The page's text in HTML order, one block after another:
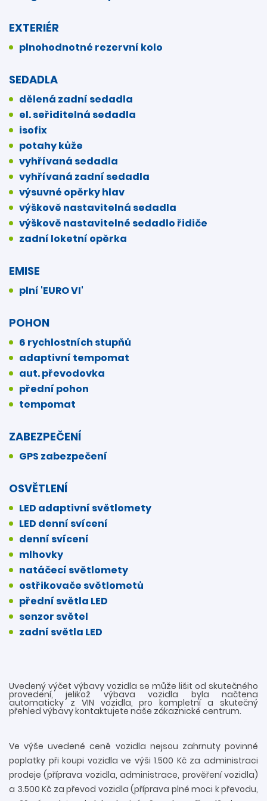
EXTERIÉR
plnohodnotné rezervní kolo
SEDADLA
dělená zadní sedadla
el. seřiditelná sedadla
isofix
potahy kůže
vyhřívaná sedadla
vyhřívaná zadní sedadla
výsuvné opěrky hlav
výškově nastavitelná sedadla
výškově nastavitelné sedadlo řidiče
zadní loketní opěrka
EMISE
plní 'EURO VI'
POHON
6 rychlostních stupňů
adaptivní tempomat
aut. převodovka
přední pohon
tempomat
ZABEZPEČENÍ
GPS zabezpečení
OSVĚTLENÍ
LED adaptivní světlomety
LED denní svícení
denní svícení
mlhovky
natáčecí světlomety
ostřikovače světlometů
přední světla LED
senzor světel
zadní světla LED
Uvedený výčet výbavy vozidla se může lišit od skutečného
provedení, jelikož výbava vozidla byla načtena
automaticky z VIN vozidla, pro kompletní a skutečný
přehled výbavy kontaktujete naše zákaznické centrum.
Ve výše uvedené ceně vozidla nejsou zahrnuty povinné
poplatky při koupi vozidla ve výši 1.500 Kč za administraci
prodeje (příprava vozidla, administrace, prověření vozidla)
a 3.500 Kč za převod vozidla (příprava plné moci k převodu,